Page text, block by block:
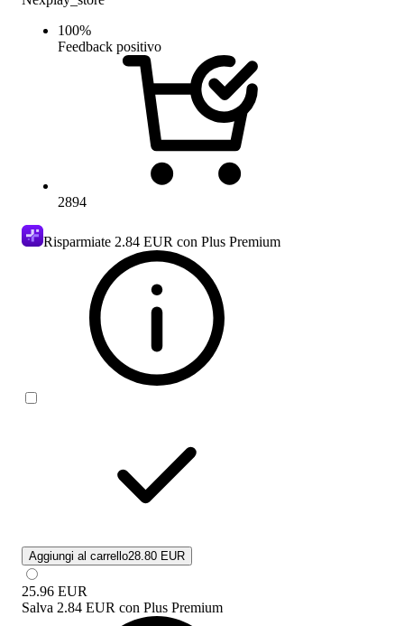
100%
Feedback positivo
2894
Risparmiate 2.84 EUR con Plus Premium
Aggiungi al carrello28.80 EUR
25.96 EUR
Salva 2.84 EUR con Plus Premium